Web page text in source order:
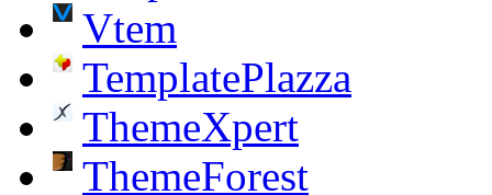
Vtem
TemplatePlazza
ThemeXpert
ThemeForest